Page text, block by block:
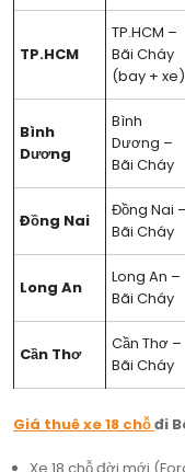
TP.HCM
TP.HCM –
Bãi Cháy
(bay + xe)
Bình
Dương
Bình
Dương –
Bãi Cháy
Đồng Nai
Đồng Nai –
Bãi Cháy
Long An
Long An –
Bãi Cháy
Cần Thơ
Cần Thơ –
Bãi Cháy
Giá thuê xe 18 chỗđi